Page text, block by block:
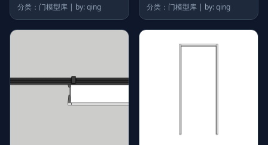
分类：门模型库 | by: qing 分类：门模型库 | by: qing